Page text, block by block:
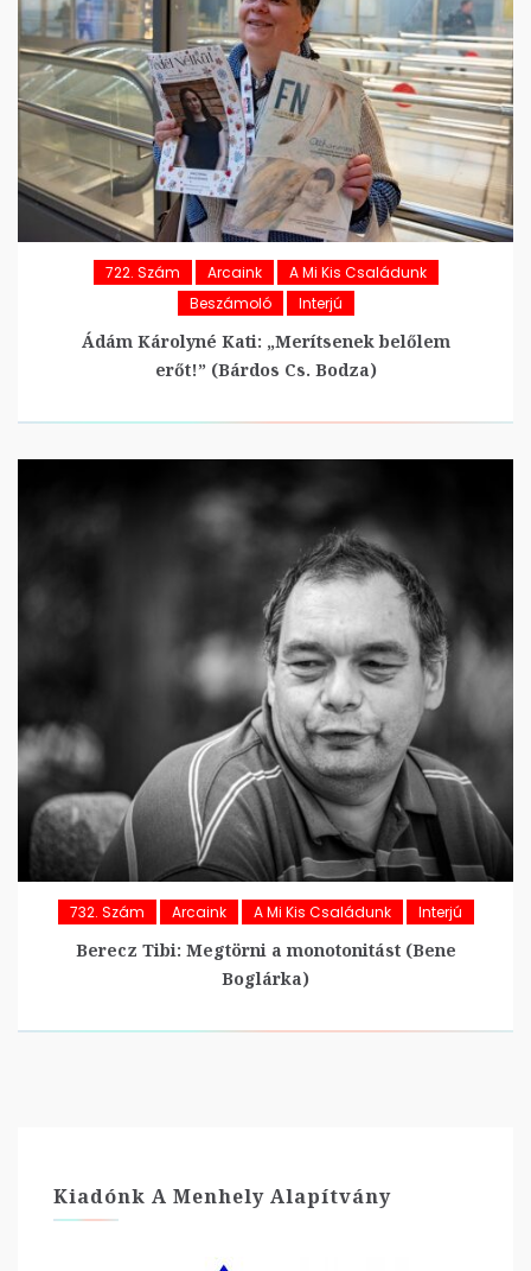
722. Szám Arcaink
A Mi Kis Családunk
Beszámoló
Interjú
Ádám Károlyné Kati: „Merítsenek belőlem
erőt!” (Bárdos Cs. Bodza)
732. Szám Arcaink A Mi Kis Családunk Interjú
Berecz Tibi: Megtörni a monotonitást (Bene
Boglárka)
Kiadónk A Menhely Alapítvány